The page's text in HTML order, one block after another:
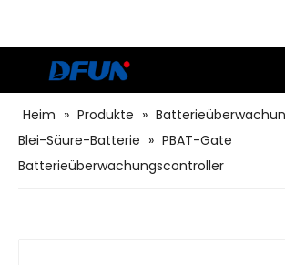
Heim » Produkte »
Blei-Säure-Batterie » PBAT-Gate
Batterieüberwachungscontroller